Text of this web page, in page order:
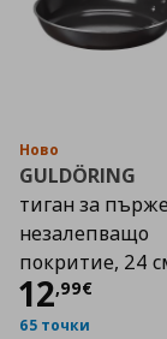
Ново
GULDÖRING
тиган за
незалепващо
покритие, 24
12,99€
Цена
65 точки